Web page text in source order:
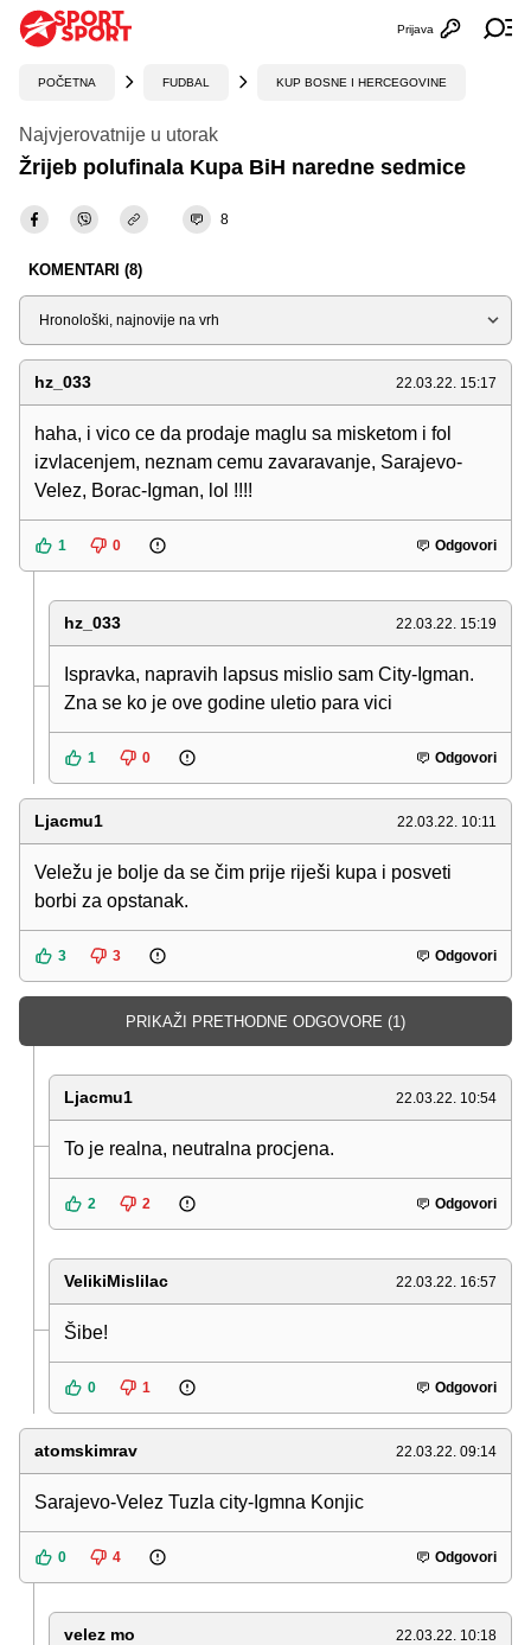
Otvori
Prijava
POČETNA FUDBAL KUP BOSNE I HERCEGOVINE
Najvjerovatnije u utorak
Žrijeb polufinala Kupa BiH naredne sedmice
8
KOMENTARI (8)
Sortiraj
hz_033 22.03.22. 15:17
haha, i vico ce da prodaje maglu sa misketom i fol
izvlacenjem, neznam cemu zavaravanje, Sarajevo-
Velez, Borac-Igman, lol !!!!
1 0 Odgovori
hz_033 22.03.22. 15:19
Ispravka, napravih lapsus mislio sam City-Igman.
Zna se ko je ove godine uletio para vici
1 0 Odgovori
Ljacmu1 22.03.22. 10:11
Veležu je bolje da se čim prije riješi kupa i posveti
borbi za opstanak.
3 3 Odgovori
PRIKAŽI PRETHODNE ODGOVORE (1)
Ljacmu1 22.03.22. 10:54
To je realna, neutralna procjena.
2 2 Odgovori
VelikiMislilac 22.03.22. 16:57
Šibe!
0 1 Odgovori
atomskimrav 22.03.22. 09:14
Sarajevo-Velez Tuzla city-Igmna Konjic
0 4 Odgovori
velez mo 22.03.22. 10:18